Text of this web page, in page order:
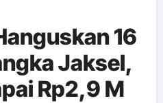
16
Jaksel,
Rp2,9 M